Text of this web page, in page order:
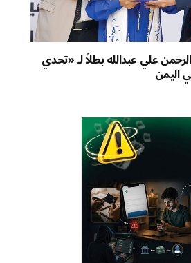
علي عبدالله بطلاً لـ «تحدي
اليمن